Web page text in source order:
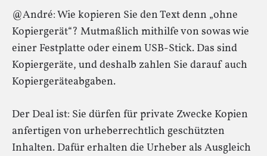
@André: Wie kopieren Sie den Text denn „ohne
Kopiergerät“? Mutmaßlich mithilfe von sowas wie
einer Festplatte oder einem USB-Stick. Das sind
Kopiergeräte, und deshalb zahlen Sie darauf auch
Kopiergeräteabgaben.
Der Deal ist: Sie dürfen für private Zwecke Kopien
anfertigen von urheberrechtlich geschützten
Inhalten. Dafür erhalten die Urheber als Ausgleich